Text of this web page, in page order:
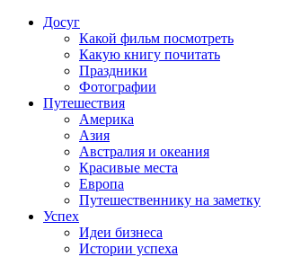
Досуг
Какой фильм посмотреть
Какую книгу почитать
Праздники
Фотографии
Путешествия
Америка
Азия
Австралия и океания
Красивые места
Европа
Путешественнику на заметку
Успех
Идеи бизнеса
Истории успеха